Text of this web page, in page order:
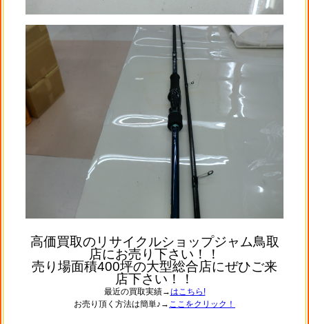
高価買取のリサイクルショップジャム鳥取
店にお売り下さい！！
売り場面積400坪の大型総合店にぜひご来
店下さい！！
最近の買取実績→はこちら!
お売り頂く方法は簡単♪→ ここをクリック！